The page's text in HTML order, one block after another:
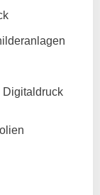
Digitaldruck